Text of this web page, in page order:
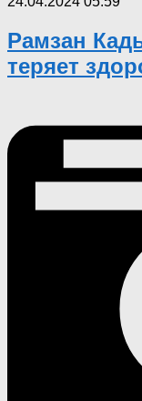
Рамзан
теряет